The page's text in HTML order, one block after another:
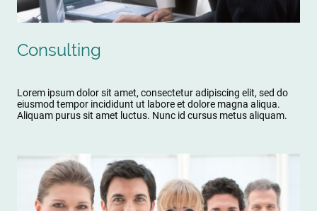
Consulting
Lorem ipsum dolor sit amet, consectetur adipiscing elit, sed do
eiusmod tempor incididunt ut labore et dolore magna aliqua.
Aliquam purus sit amet luctus. Nunc id cursus metus aliquam.